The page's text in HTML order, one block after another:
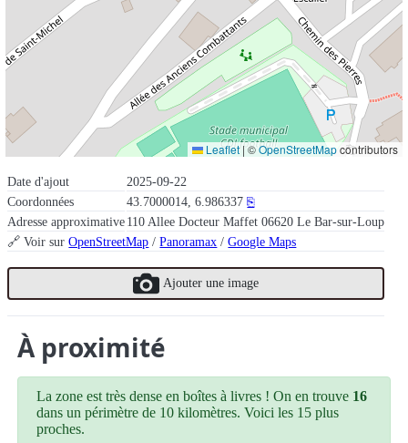
Date d'ajout
2025-09-22
Coordonnées
43.7000014, 6.986337 ⎘
Adresse approximative110 Allee Docteur Maffet 06620 Le Bar-sur-Loup
🔗 Voir surOpenStreetMap /Panoramax /Google Maps
Ajouter une image
Leaflet |©OpenStreetMapcontributors
À proximité
La zone est très dense en boîtes à livres ! On en trouve 16
dans un périmètre de 10 kilomètres. Voici les 15 plus
proches.